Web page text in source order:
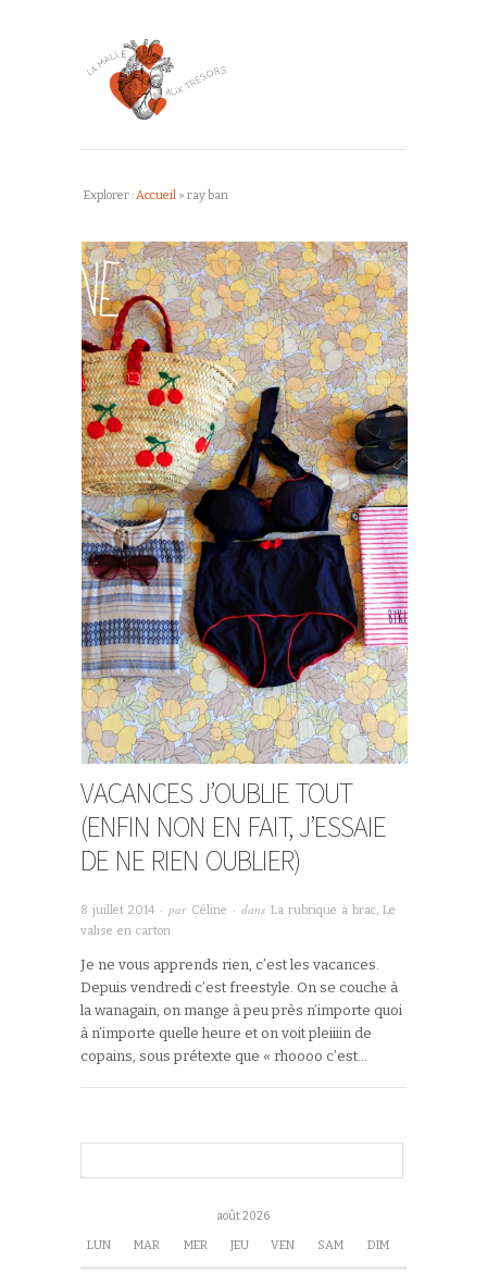
Explorer :Accueil » ray ban
VACANCES J’OUBLIE TOUT
(ENFIN NON EN FAIT, J’ESSAIE
DE NE RIEN OUBLIER)
8 juillet 2014 · par Céline · dans La rubrique à brac, Le
valise en carton
Je ne vous apprends rien, c’est les vacances.
Depuis vendredi c’est freestyle. On se couche à
la wanagain, on mange à peu près n’importe quoi
à n’importe quelle heure et on voit pleiiiin de
copains, sous prétexte que « rhoooo c’est…
août 2026
LUN MAR MER JEU VEN SAM DIM